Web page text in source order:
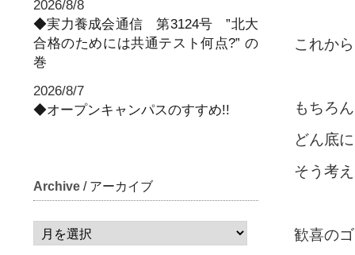
2026/8/8
◆実力養成会通信 第3124号 ”北大
合格のためには共通テスト何点?” の
巻
2026/8/7
◆オープンキャンパスのすすめ!!
Archive / アーカイブ
これか
もちろ
どん底
そう考
歓喜の